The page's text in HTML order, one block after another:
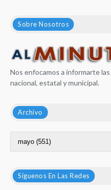
Sobre Nosotros
Nos enfocamos a informarte
nacional, estatal y municipal.
Archivo
Síguenos En Las Redes